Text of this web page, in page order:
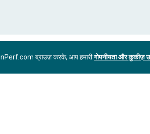
nPerf.com ब्राउज़ करके, आप हमारीगोपनीयता और कुकीज़